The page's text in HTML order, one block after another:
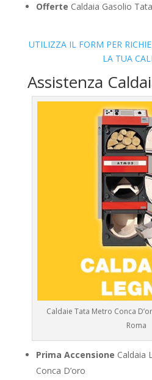
Offerte Caldaia Gasolio
UTILIZZA IL FORM PER
LA TUA
Assistenza
Caldaie Tata Metro Conca
Roma
Prima Accensione Caldaia
Conca D’oro